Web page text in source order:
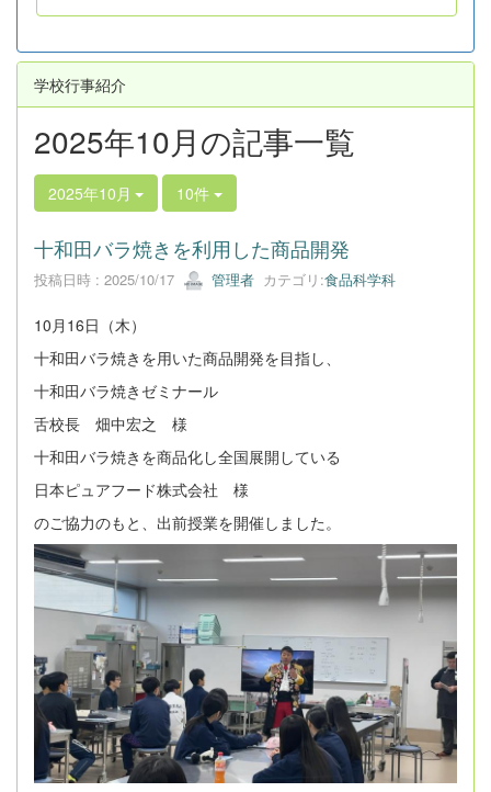
学校行事紹介
2025年10月の記事一覧
2025年10月 10件
十和田バラ焼きを利用した商品開発
投稿日時 : 2025/10/17 管理者 カテゴリ:食品科学科
10月16日（木）
十和田バラ焼きを用いた商品開発を目指し、
十和田バラ焼きゼミナール
舌校長 畑中宏之 様
十和田バラ焼きを商品化し全国展開している
日本ピュアフード株式会社 様
のご協力のもと、出前授業を開催しました。